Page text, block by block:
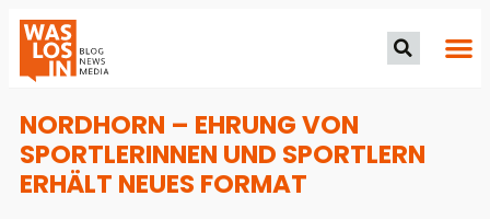
NORDHORN – EHRUNG VON
SPORTLERINNEN UND SPORTLERN
ERHÄLT NEUES FORMAT